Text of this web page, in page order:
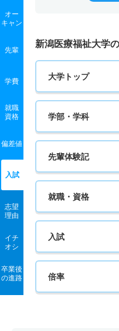
オー
キャン
先輩
学費
就職
資格
偏差値
入試
志望
理由
イチ
オシ
卒業後
の進路
新潟医療福祉大学
大学トップ
学部・学科
先輩体験記
就職・資格
入試
倍率